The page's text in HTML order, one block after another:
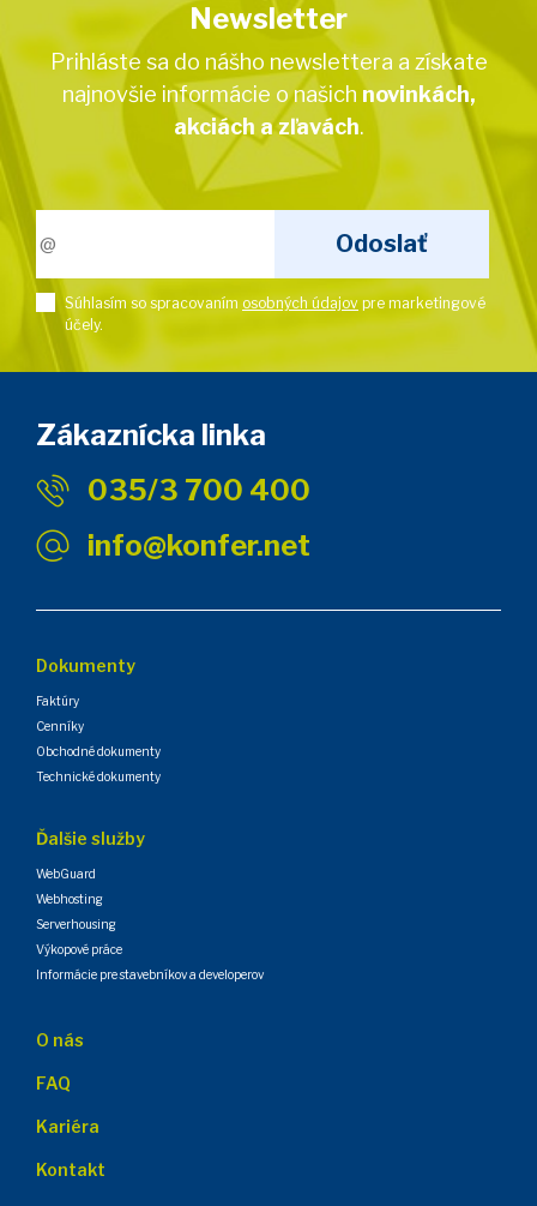
Newsletter
Prihláste sa do nášho newslettera a získate
najnovšie informácie o našich novinkách,
akciách a zľavách.
Súhlasím so spracovaním osobných údajov pre marketingové
účely.
Zákaznícka linka
035/3 700 400
info@konfer.net
Dokumenty
Faktúry
Cenníky
Obchodné dokumenty
Technické dokumenty
Ďalšie služby
WebGuard
Webhosting
Serverhousing
Výkopové práce
Informácie pre stavebníkov a developerov
O nás
FAQ
Kariéra
Kontakt